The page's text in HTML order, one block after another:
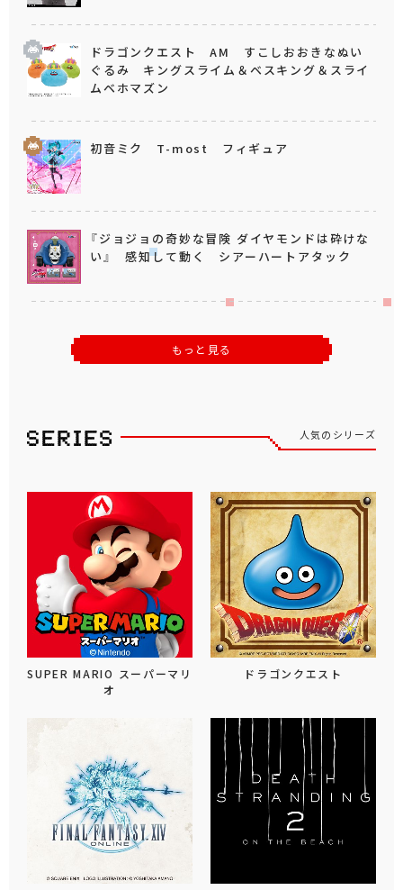
ドラゴンクエスト AM すこしおおきなぬい
ぐるみ キングスライム＆ベスキング＆スライ
ムベホマズン
初音ミク T-most フィギュア
『ジョジョの奇妙な冒険 ダイヤモンドは砕けな
い』 感知して動く シアーハートアタック
もっと見る
人気のシリーズ
SUPER MARIO スーパーマリ
オ
ドラゴンクエスト